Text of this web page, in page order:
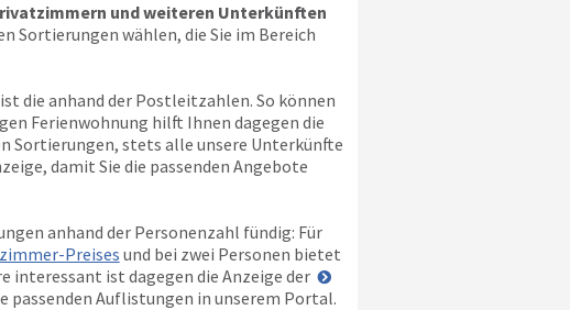
und weiteren Unterkünften
Sortierungen wählen, die Sie im Bereich
die anhand der Postleitzahlen. So können
Ferienwohnung hilft Ihnen dagegen die
Sortierungen, stets alle unsere Unterkünfte
damit Sie die passenden Angebote
anhand der Personenzahl fündig: Für
Preises und bei zwei Personen bietet
interessant ist dagegen die Anzeige der
passenden Auflistungen in unserem Portal.